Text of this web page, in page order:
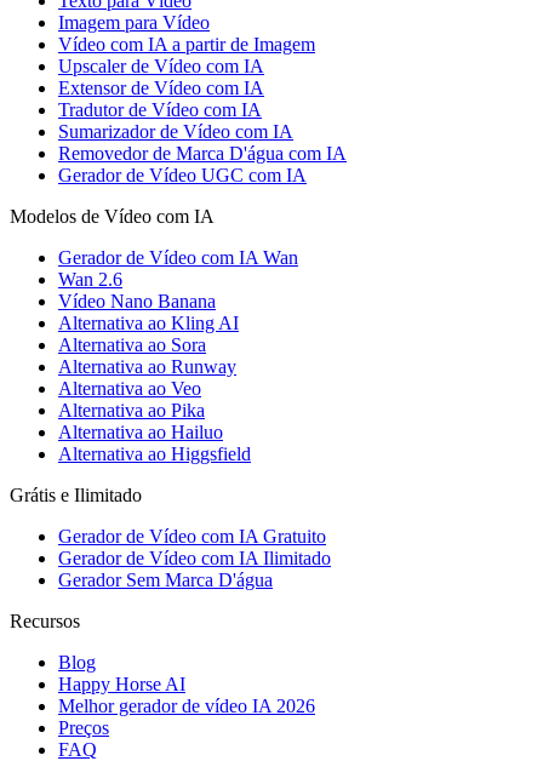
Imagem para Vídeo
Vídeo com IA a partir de Imagem
Upscaler de Vídeo com IA
Extensor de Vídeo com IA
Tradutor de Vídeo com IA
Sumarizador de Vídeo com IA
Removedor de Marca D'água com IA
Gerador de Vídeo UGC com IA
Modelos de Vídeo com IA
Gerador de Vídeo com IA Wan
Wan 2.6
Vídeo Nano Banana
Alternativa ao Kling AI
Alternativa ao Sora
Alternativa ao Runway
Alternativa ao Veo
Alternativa ao Pika
Alternativa ao Hailuo
Alternativa ao Higgsfield
Grátis e Ilimitado
Gerador de Vídeo com IA Gratuito
Gerador de Vídeo com IA Ilimitado
Gerador Sem Marca D'água
Recursos
Blog
Happy Horse AI
Melhor gerador de vídeo IA 2026
Preços
FAQ